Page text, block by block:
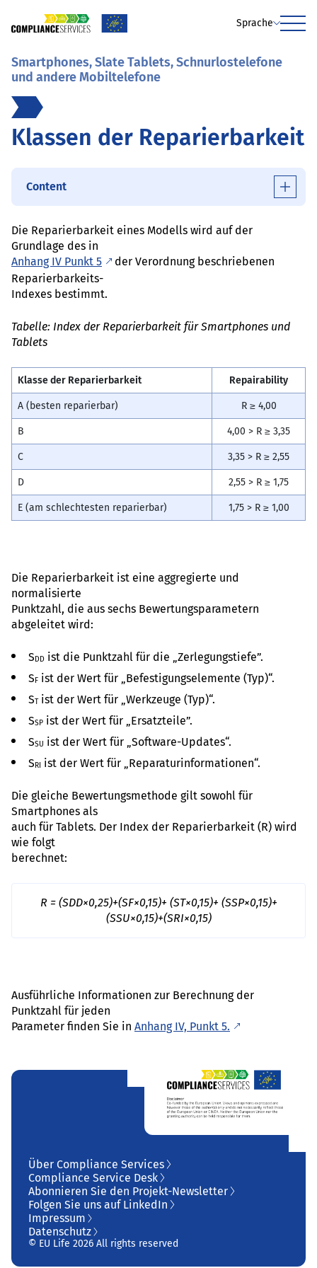
Sprache
Menu
Smartphones, Slate Tablets, Schnurlostelefone
und andere Mobiltelefone
Klassen der Reparierbarkeit
Content
Die Reparierbarkeit eines Modells wird auf der
Grundlage des in
Anhang IV Punkt 5
der Verordnung beschriebenen
Reparierbarkeits-
Indexes bestimmt.
Tabelle: Index der Reparierbarkeit für Smartphones und
Tablets
Klasse der Reparierbarkeit Repairability
A (besten reparierbar) R ≥ 4,00
B 4,00 > R ≥ 3,35
C 3,35 > R ≥ 2,55
D 2,55 > R ≥ 1,75
E (am schlechtesten reparierbar) 1,75 > R ≥ 1,00
Die Reparierbarkeit ist eine aggregierte und
normalisierte
Punktzahl, die aus sechs Bewertungsparametern
abgeleitet wird:
SDD ist die Punktzahl für die „Zerlegungstiefe”.
SF ist der Wert für „Befestigungselemente (Typ)“.
STist der Wert für „Werkzeuge (Typ)“.
SSP ist der Wert für „Ersatzteile”.
SSU ist der Wert für „Software-Updates“.
SRI ist der Wert für „Reparaturinformationen“.
Die gleiche Bewertungsmethode gilt sowohl für
Smartphones als
auch für Tablets. Der Index der Reparierbarkeit (R) wird
wie folgt
berechnet:
R = (SDD×0,25)+(SF×0,15)+ (ST×0,15)+ (SSP×0,15)+
(SSU×0,15)+(SRI×0,15)
Ausführliche Informationen zur Berechnung der
Punktzahl für jeden
Parameter finden Sie in Anhang IV, Punkt 5.
Über Compliance Services
Compliance Service Desk
Abonnieren Sie den Projekt-Newsletter
Folgen Sie uns auf LinkedIn
Impressum
Datenschutz
© EU Life 2026 All rights reserved